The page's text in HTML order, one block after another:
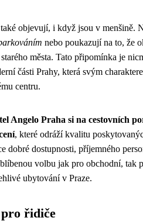
objevují, i když jsou v menšině.
nebo poukazují na to, že
města. Tato připomínka je
části Prahy, která svým
centru.
Angelo Praha si na cestovních
, které odráží kvalitu
dobré dostupnosti, příjemného
volbu jak pro obchodní, tak
ubytování v Praze.
řidiče